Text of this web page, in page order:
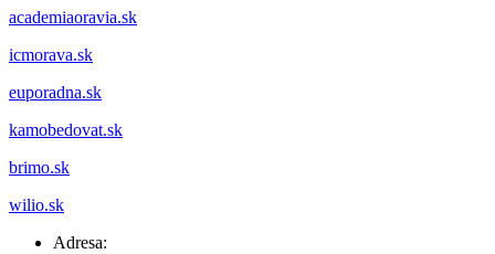
academiaoravia.sk
icmorava.sk
euporadna.sk
kamobedovat.sk
brimo.sk
wilio.sk
Adresa: